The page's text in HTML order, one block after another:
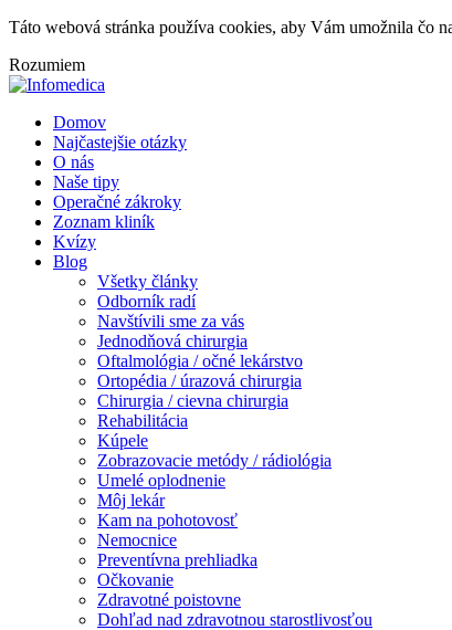
Táto webová stránka používa cookies, aby Vám umožnila čo
Rozumiem
Domov
Najčastejšie otázky
O nás
Naše tipy
Operačné zákroky
Zoznam kliník
Kvízy
Blog
Všetky články
Odborník radí
Navštívili sme za vás
Jednodňová chirurgia
Oftalmológia / očné lekárstvo
Ortopédia / úrazová chirurgia
Chirurgia / cievna chirurgia
Rehabilitácia
Kúpele
Zobrazovacie metódy / rádiológia
Umelé oplodnenie
Môj lekár
Kam na pohotovosť
Nemocnice
Preventívna prehliadka
Očkovanie
Zdravotné poistovne
Dohľad nad zdravotnou starostlivosťou